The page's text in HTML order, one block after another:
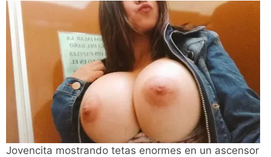
Jovencita mostrando tetas enormes en un ascensor